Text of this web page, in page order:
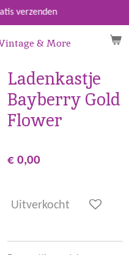
& More
verzenden
Ladenkastje
Bayberry Gold
Flower
€ 0,00
Uitverkocht